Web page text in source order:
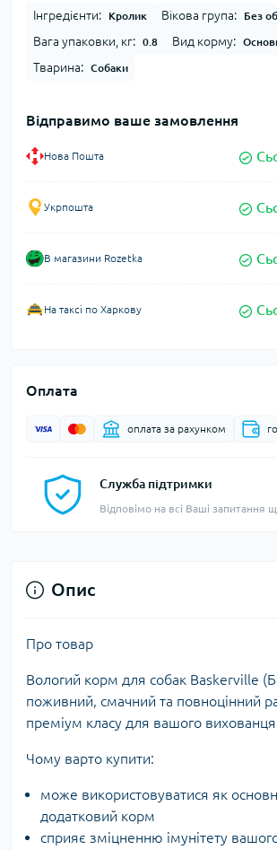
Інгредієнти: Кролик Вікова група: Без
Вага упаковки, кг: 0.8 Вид корму:
Тварина: Собаки
Відправимо ваше замовлення
Нова Пошта
Укрпошта
В магазини Rozetka
На таксі по Харкову
Оплата
оплата за рахунком
Служба підтримки
Відповімо на всі Ваші запитання
Опис
Про товар
Вологий корм для собак Baskerville
поживний, смачний та повноцінний
преміум класу для вашого
Чому варто купити:
може використовуватися як
додатковий корм
сприяє зміцненню імунітету